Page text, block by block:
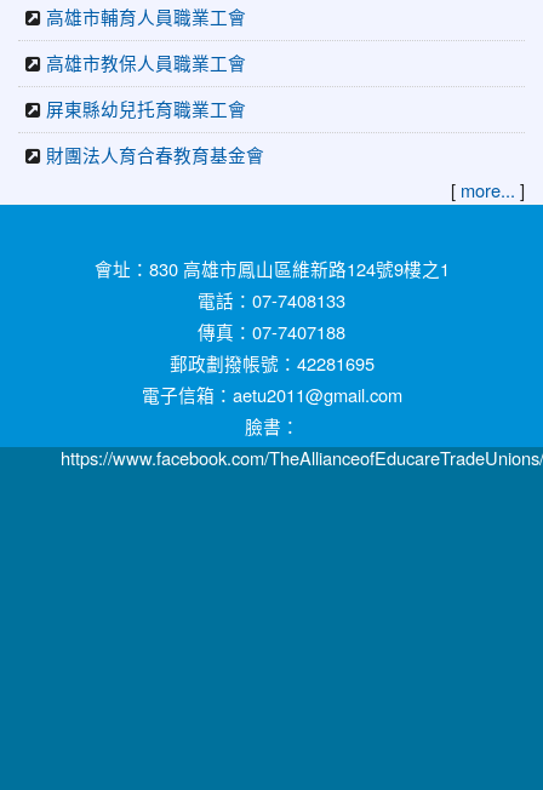
高雄市輔育人員職業工會
高雄市教保人員職業工會
屏東縣幼兒托育職業工會
財團法人育合春教育基金會
[ more... ]
會址：830 高雄市鳳山區維新路124號9樓之1
電話：07-7408133
傳真：07-7407188
郵政劃撥帳號：42281695
電子信箱：aetu2011@gmail.com
臉書：
https://www.facebook.com/TheAllianceofEducareTradeUnions/